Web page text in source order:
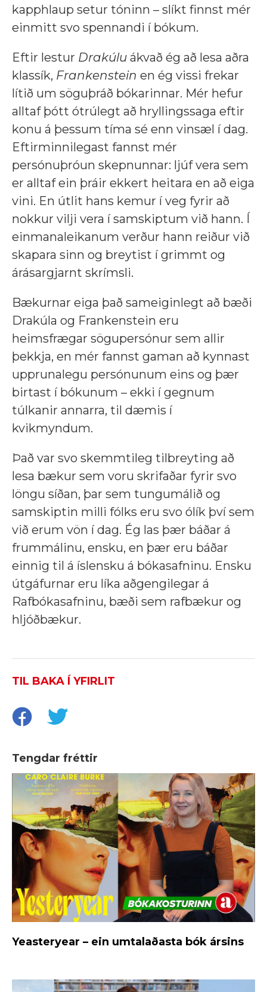
kapphlaup setur tóninn – slíkt finnst mér
einmitt svo spennandi í bókum.
Eftir lestur Drakúlu ákvað ég að lesa aðra
klassík, Frankenstein en ég vissi frekar
lítið um söguþráð bókarinnar. Mér hefur
alltaf þótt ótrúlegt að hryllingssaga eftir
konu á þessum tíma sé enn vinsæl í dag.
Eftirminnilegast fannst mér
persónuþróun skepnunnar: ljúf vera sem
er alltaf ein þráir ekkert heitara en að eiga
vini. En útlit hans kemur í veg fyrir að
nokkur vilji vera í samskiptum við hann. Í
einmanaleikanum verður hann reiður við
skapara sinn og breytist í grimmt og
árásargjarnt skrímsli.
Bækurnar eiga það sameiginlegt að bæði
Drakúla og Frankenstein eru
heimsfrægar sögupersónur sem allir
þekkja, en mér fannst gaman að kynnast
upprunalegu persónunum eins og þær
birtast í bókunum – ekki í gegnum
túlkanir annarra, til dæmis í
kvikmyndum.
Það var svo skemmtileg tilbreyting að
lesa bækur sem voru skrifaðar fyrir svo
löngu síðan, þar sem tungumálið og
samskiptin milli fólks eru svo ólík því sem
við erum vön í dag. Ég las þær báðar á
frummálinu, ensku, en þær eru báðar
einnig til á íslensku á bókasafninu. Ensku
útgáfurnar eru líka aðgengilegar á
Rafbókasafninu, bæði sem rafbækur og
hljóðbækur.
TIL BAKA Í YFIRLIT
Tengdar fréttir
Yeasteryear – ein umtalaðasta bók ársins